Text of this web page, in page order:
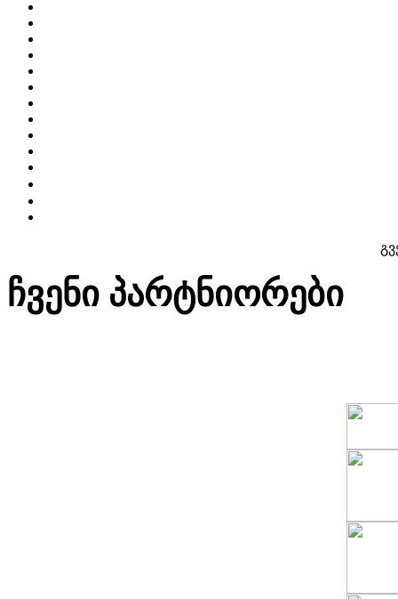
ჩვენი პარტნიორები